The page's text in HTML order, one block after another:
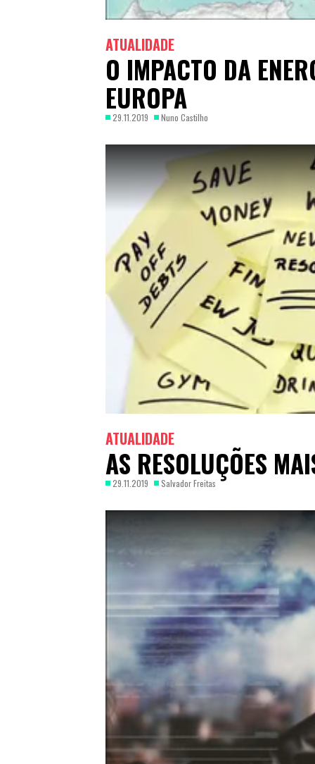
ATUALIDADE
O IMPACTO DA
EUROPA
29.11.2019 Nuno Castilho
ATUALIDADE
AS RESOLUÇÕES
29.11.2019 Salvador Freitas